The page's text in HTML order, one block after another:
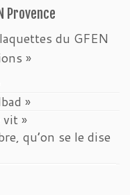
Provence
du GFEN
»
»
vit »
qu’on se le dise